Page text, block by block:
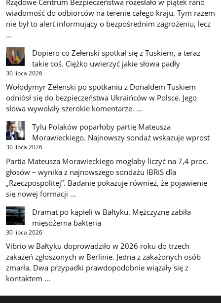
wiadomość do odbiorców na terenie całego kraju. Tym razem
nie był to alert informujący o bezpośrednim zagrożeniu, lecz
...
Dopiero co Zełenski spotkał się z Tuskiem, a teraz
takie coś. Ciężko uwierzyć jakie słowa padły
30 lipca 2026
Wołodymyr Zełenski po spotkaniu z Donaldem Tuskiem
odniósł się do bezpieczeństwa Ukraińców w Polsce. Jego
słowa wywołały szerokie komentarze. ...
Tylu Polaków poparłoby partię Mateusza
Morawieckiego. Najnowszy sondaż wskazuje wprost
30 lipca 2026
Partia Mateusza Morawieckiego mogłaby liczyć na 7,4 proc.
głosów – wynika z najnowszego sondażu IBRiS dla
„Rzeczpospolitej”. Badanie pokazuje również, że pojawienie
się nowej formacji ...
Dramat po kąpieli w Bałtyku. Mężczyznę zabiła
mięsożerna bakteria
30 lipca 2026
Vibrio w Bałtyku doprowadziło w 2026 roku do trzech
zakażeń zgłoszonych w Berlinie. Jedna z zakażonych osób
zmarła. Dwa przypadki prawdopodobnie wiązały się z
kontaktem ...